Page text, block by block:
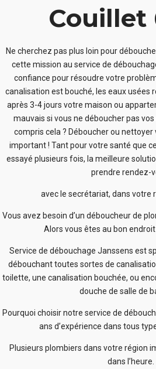
Couillet
Ne cherchez pas plus loin pour
cette mission au service de
confiance pour résoudre votre
canalisation est bouché, les eaux usées
après 3-4 jours votre maison ou
mauvais si vous ne déboucher pas
compris cela ? Déboucher ou
important ! Tant pour votre santé que
essayé plusieurs fois, la meilleure
prendre rendez-
avec le secrétariat, dans votre
Vous avez besoin d’un déboucheur de
Alors vous êtes au bon
Service de débouchage Janssens est
débouchant toutes sortes de
toilette, une canalisation bouchée, ou
douche de salle de
Pourquoi choisir notre service de
ans d’expérience dans tous
Plusieurs plombiers dans votre région
dans l’heure.